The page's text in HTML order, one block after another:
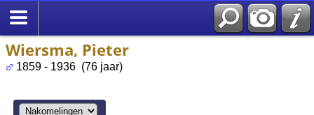
Wiersma, Pieter
1859 - 1936 (76 jaar)